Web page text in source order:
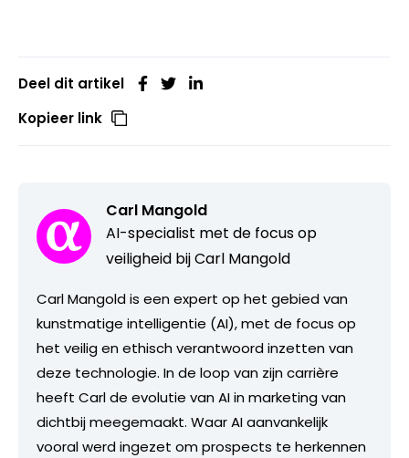
Deel dit artikel
Kopieer link
Carl Mangold
AI-specialist met de focus op
veiligheid bij Carl Mangold
Carl Mangold is een expert op het gebied van
kunstmatige intelligentie (AI), met de focus op
het veilig en ethisch verantwoord inzetten van
deze technologie. In de loop van zijn carrière
heeft Carl de evolutie van AI in marketing van
dichtbij meegemaakt. Waar AI aanvankelijk
vooral werd ingezet om prospects te herkennen